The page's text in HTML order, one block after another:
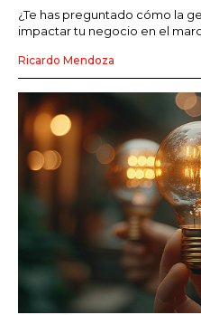
¿Te has preguntado cómo la
impactar tu negocio en el
Ricardo Mendoza